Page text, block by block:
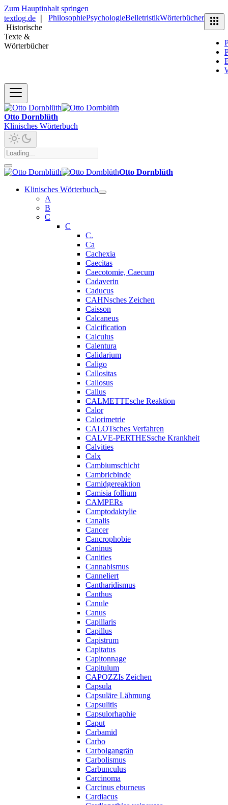
Zum Hauptinhalt springen
textlog.de
Historische
Texte &
Wörterbücher
PhilosophiePsychologieBelletristikWörterbücher
Otto Dornblüth
Klinisches Wörterbuch
Otto Dornblüth
Klinisches Wörterbuch
A
B
C
C
C.
Ca
Cachexia
Caecitas
Caecotomie, Caecum
Cadaverin
Caducus
CAHNsches Zeichen
Caisson
Calcaneus
Calcification
Calculus
Calentura
Calidarium
Caligo
Callositas
Callosus
Callus
CALMETTEsche Reaktion
Calor
Calorimetrie
CALOTsches Verfahren
CALVE-PERTHESsche Krankheit
Calvities
Calx
Cambiumschicht
Cambricbinde
Camidgereaktion
Camisia follium
CAMPERs
Camptodaktylie
Canalis
Cancer
Cancrophobie
Caninus
Canities
Cannabismus
Canneliert
Cantharidismus
Canthus
Canule
Canus
Capillaris
Capillus
Capistrum
Capitatus
Capitonnage
Capitulum
CAPOZZIs Zeichen
Capsula
Capsuläre Lähmung
Capsulitis
Capsulorhaphie
Caput
Carbamid
Carbo
Carbolgangrän
Carbolismus
Carbunculus
Carcinoma
Carcinus eburneus
Cardiacus